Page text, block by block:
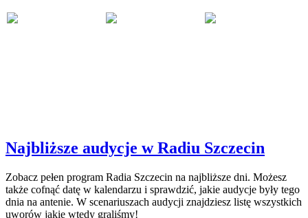
Najbliższe audycje w Radiu Szczecin
Zobacz pełen program Radia Szczecin na najbliższe dni. Możesz
także cofnąć datę w kalendarzu i sprawdzić, jakie audycje były tego
dnia na antenie. W scenariuszach audycji znajdziesz listę wszystkich
uworów jakie wtedy graliśmy!